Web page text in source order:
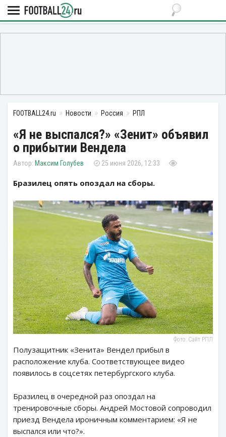
FOOTBALL24.ru Новости Россия РПЛ
«Я не выспался?» «Зенит» объявил
о прибытии Вендела
Максим Голубев 25 июня 2026, 12:33
Бразилец опять опоздал на сборы.
Фото: Сайт РПЛ
Полузащитник «Зенита» Вендел прибыл в
расположение клуба. Соответствующее видео
появилось в соцсетях петербургского клуба.
Бразилец в очередной раз опоздал на
тренировочные сборы. Андрей Мостовой сопроводил
приезд Вендела ироничным комментарием: «Я не
выспался или что?».